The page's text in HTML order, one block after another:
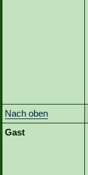
Nach oben
Gast